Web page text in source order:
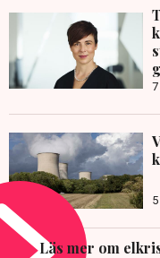
7
Läs mer om